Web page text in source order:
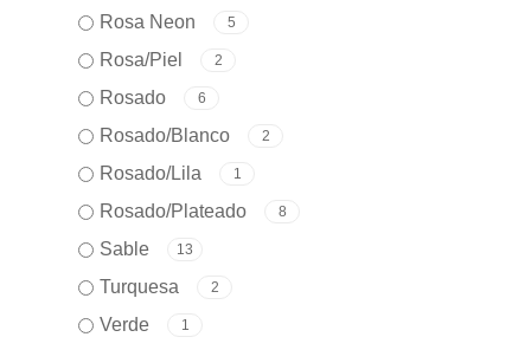
Rosa Neon 5
Rosa/Piel 2
Rosado 6
Rosado/Blanco 2
Rosado/Lila 1
Rosado/Plateado 8
Sable 13
Turquesa 2
Verde 1